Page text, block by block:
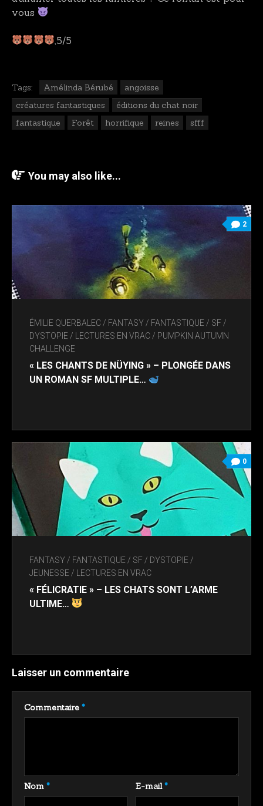
vous
,5/5
Tags: Amélinda Bérubé
angoisse
créatures fantastiques
éditions du chat noir
fantastique
Forêt horrifique reines sfff
You may also like...
2
ÉMILIE QUERBALEC / FANTASY / FANTASTIQUE / SF /
DYSTOPIE / LECTURES EN VRAC / PUMPKIN AUTUMN
CHALLENGE
« LES CHANTS DE NÜYING » – PLONGÉE DANS
UN ROMAN SF MULTIPLE…
0
FANTASY / FANTASTIQUE / SF / DYSTOPIE /
JEUNESSE / LECTURES EN VRAC
« FÉLICRATIE » – LES CHATS SONT L’ARME
ULTIME…
Laisser un commentaire
Commentaire *
Nom * E-mail*